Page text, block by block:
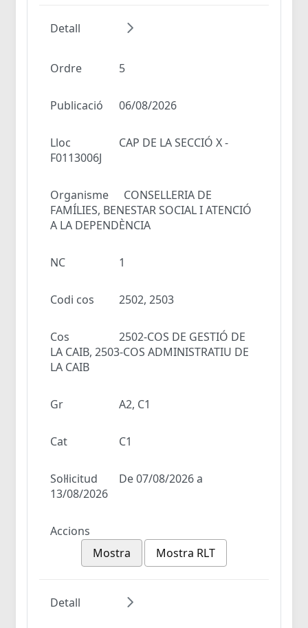
Detall
Ordre 5
Publicació 06/08/2026
Lloc
CAP DE LA SECCIÓ X -
F0113006J
Organisme
CONSELLERIA DE
FAMÍLIES, BENESTAR SOCIAL I ATENCIÓ
A LA DEPENDÈNCIA
NC 1
Codi cos 2502, 2503
Cos
2502-COS DE GESTIÓ DE
LA CAIB, 2503-COS ADMINISTRATIU DE
LA CAIB
Gr A2, C1
Cat C1
Sol·licitud
De 07/08/2026 a
13/08/2026
Accions
Mostra
Mostra RLT
Detall